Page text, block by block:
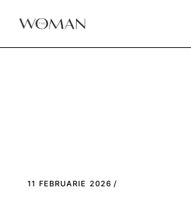
11 FEBRUARIE 2026